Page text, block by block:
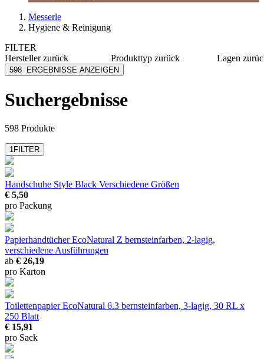
Messerle
Hygiene & Reinigung
FILTER
Herstellerzurück
[e] one
AMPri
Aristo
mehr anzeigen
Produkttyp zurück
Desinfektionsspender
Lagen
598 ERGEBNISSE ANZEIGEN
Suchergebnisse
598 Produkte
1FILTER
Handschuhe Style Black Verschiedene Größen
€ 5,50
pro Packung
Papierhandtücher EcoNatural Z bernsteinfarben, 2-lagig,
verschiedene Ausführungen
ab € 26,19
pro Karton
Toilettenpapier EcoNatural 6.3 bernsteinfarben, 3-lagig, 30 RL x
250 Blatt
€ 15,91
pro Sack